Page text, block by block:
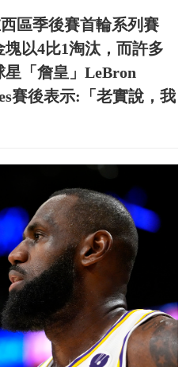
區季後賽首輪系列賽
以4比1淘汰，而許多
星「詹皇」LeBron
賽後表示:「老實說，我